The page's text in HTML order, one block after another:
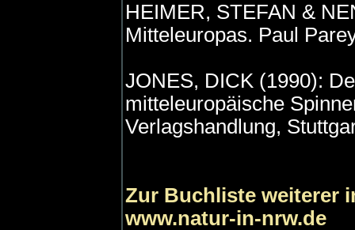
HEIMER, STEFAN &
Mitteleuropas. Paul
JONES, DICK (1990):
mitteleuropäische
Verlagshandlung,
Zur Buchliste weiterer
www.natur-in-nrw.de